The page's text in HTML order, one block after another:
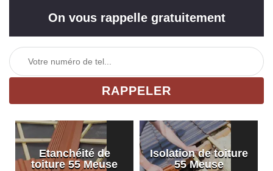
On vous rappelle gratuitement
Etanchéité de
toiture 55 Meuse
Isolation de toiture
55 Meuse